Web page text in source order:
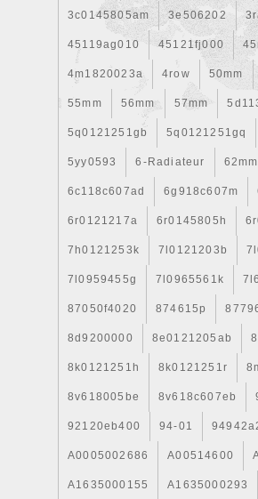
3c0145805am 3e506202
45119ag010 45121fj000
4m1820023a 4row 50mm
55mm 56mm 57mm
5q0121251gb 5q0121251gq
5yy0593 6-Radiateur 62mm
6c118c607ad 6g918c607m
6r0121217a 6r0145805h
7h0121253k 7l0121203b
7l0959455g 7l0965561k
87050f4020 874615p
8d9200000 8e0121205ab
8k0121251h 8k0121251r
8v618005be 8v618c607eb
92120eb400 94-01
A0005002686 A00514600
A1635000155 A1635000293